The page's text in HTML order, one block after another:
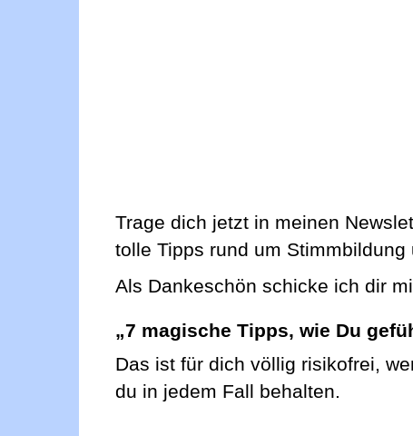
Trage dich jetzt in meinen
tolle Tipps rund um
Als Dankeschön schicke ich dir
„7 magische Tipps, wie Du
Das ist für dich völlig risikofrei,
du in jedem Fall behalten.